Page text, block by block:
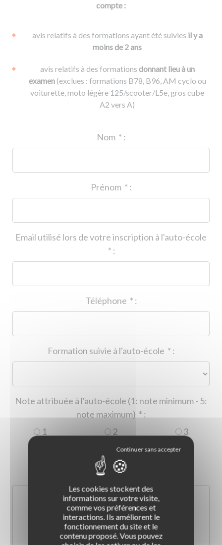
compte :
avis relatifs à des formations ayant été suivies il y a
moins de 2 ans
avis relatifs à des formations donnant lieu à un
examen(exclues : formations B78, B96, AM cyclo ou
voiturette, moto légère 125/scooter/L5e, gros cube
A2 vers A)
* :
* :
Email utilisé lors de votre inscription à l'auto-école
* :
* :
* :
Note attribuée à l'auto-école (1: note minimum - 5:
* :
1
2
3
5
Les cookies stockent des
informations sur votre visite,
comme vos préférences et
interactions. Ils améliorent le
fonctionnement du site et le
contenu proposé. Vous pouvez